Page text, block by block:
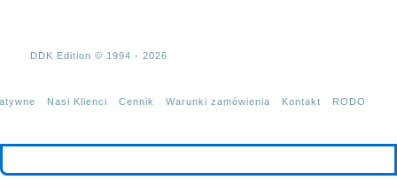
DDK Edition © 1994 - 2026
Nasi Klienci Cennik Warunki zamówienia Kontakt RODO